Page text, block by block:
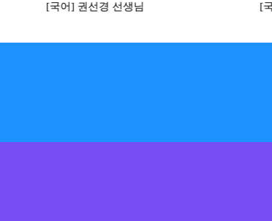
[국어] 권선경 선생님
[